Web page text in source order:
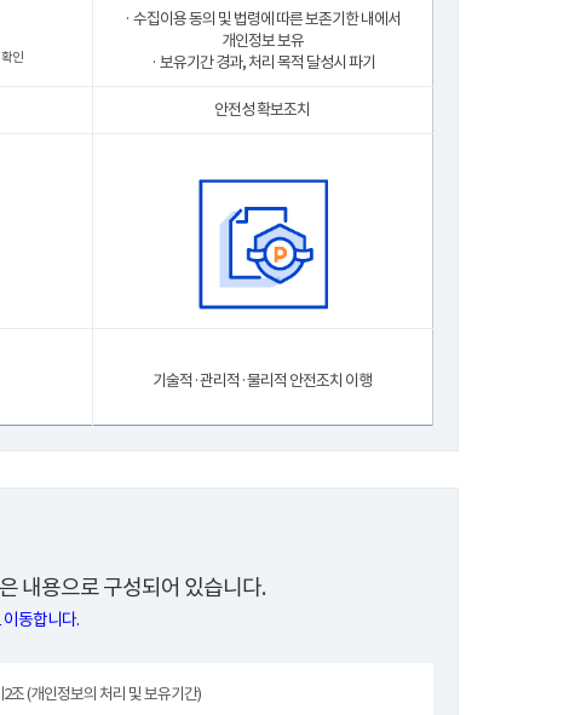
인
· 수집이용 동의 및 법령에 따른 보존기한 내에서
개인정보 보유
· 보유기간 경과, 처리 목적 달성시 파기
안전성 확보조치
기술적·관리적·물리적 안전조치 이행
내용으로 구성되어 있습니다.
동합니다.
조 (개인정보의 처리 및 보유기간)